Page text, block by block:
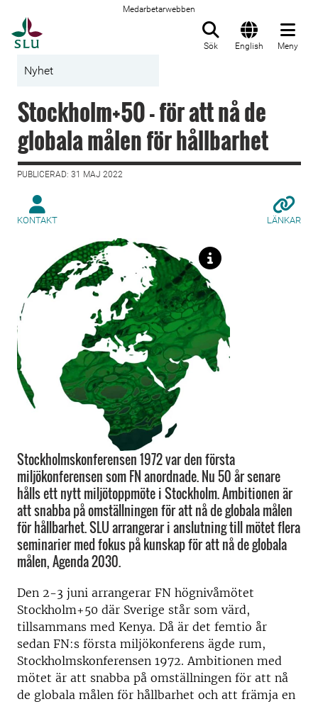
Medarbetarwebben
Sök English Meny
Nyhet
Stockholm+50 - för att nå de
globala målen för hållbarhet
PUBLICERAD: 31 MAJ 2022
KONTAKT LÄNKAR
Stockholmskonferensen 1972 var den första
miljökonferensen som FN anordnade. Nu 50 år senare
hålls ett nytt miljötoppmöte i Stockholm. Ambitionen är
att snabba på omställningen för att nå de globala målen
för hållbarhet. SLU arrangerar i anslutning till mötet flera
seminarier med fokus på kunskap för att nå de globala
målen, Agenda 2030.
Den 2-3 juni arrangerar FN högnivåmötet
Stockholm+50 där Sverige står som värd,
tillsammans med Kenya. Då är det femtio år
sedan FN:s första miljökonferens ägde rum,
Stockholmskonferensen 1972. Ambitionen med
mötet är att snabba på omställningen för att nå
de globala målen för hållbarhet och att främja en